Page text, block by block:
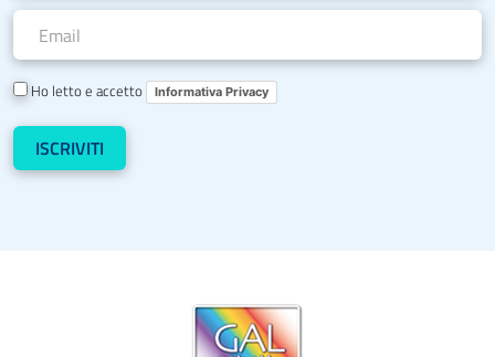
Ho letto e accetto Informativa Privacy